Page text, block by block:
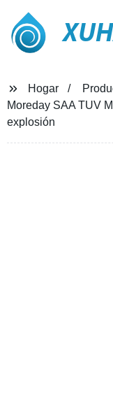
Hogar
Moreday SAA TUV
explosión